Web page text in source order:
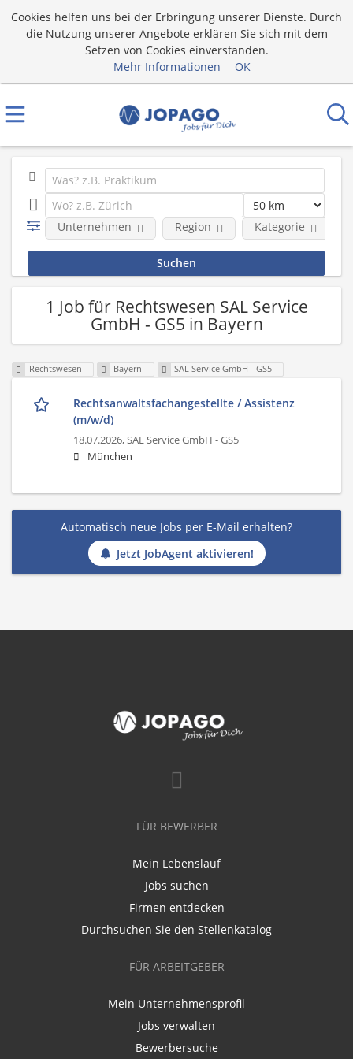
Cookies helfen uns bei der Erbringung unserer Dienste. Durch
die Nutzung unserer Angebote erklären Sie sich mit dem
Setzen von Cookies einverstanden.
Mehr Informationen
OK
Unternehmen Region Kategorie
1 Job für Rechtswesen SAL Service
GmbH - GS5 in Bayern
Rechtswesen Bayern SAL Service GmbH - GS5
Rechtsanwaltsfachangestellte / Assistenz
(m/w/d)
18.07.2026,SAL Service GmbH - GS5
München
Automatisch neue Jobs per E-Mail erhalten?
Jetzt JobAgent aktivieren!
FÜR BEWERBER
Mein Lebenslauf
Jobs suchen
Firmen entdecken
Durchsuchen Sie den Stellenkatalog
FÜR ARBEITGEBER
Mein Unternehmensprofil
Jobs verwalten
Bewerbersuche